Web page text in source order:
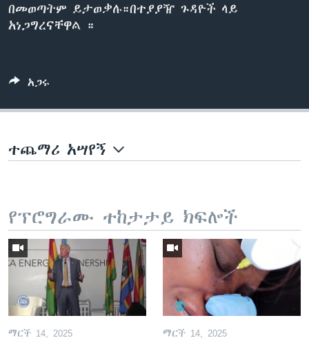
በመወጣትም ይታወቃሉ።በተያያዥ ጉዳዮች ላይ
አነጋግረናቸዋል ።
አጋሩ
ተጨማሪ አሣየኝ
የፕሮግራሙ ተከታታይ ክፍሎች
ማርች 14, 2025 ማርች 14, 2025